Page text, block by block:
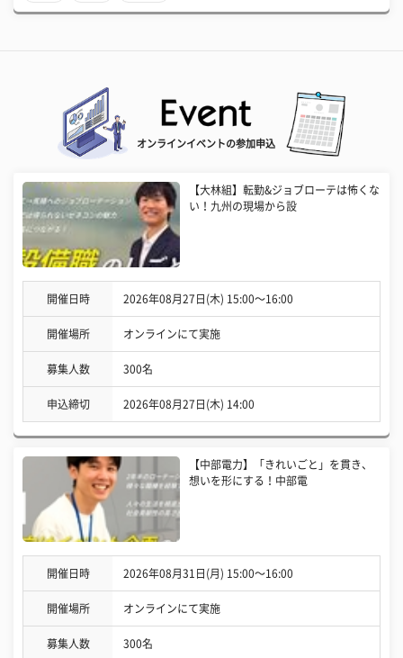
オンラインイベントの参加申込
【大林組】転勤&ジョブローテは怖くな
い！九州の現場から設
開催日時 2026年08月27日(木) 15:00〜16:00
開催場所 オンラインにて実施
募集人数 300名
申込締切 2026年08月27日(木) 14:00
【中部電力】「きれいごと」を貫き、
想いを形にする！中部電
開催日時 2026年08月31日(月) 15:00〜16:00
開催場所 オンラインにて実施
募集人数 300名